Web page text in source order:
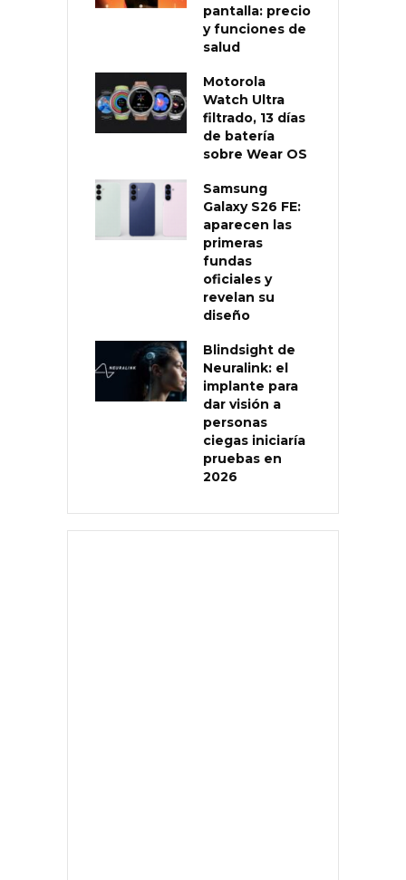
pantalla: precio
y funciones de
salud
Motorola
Watch Ultra
filtrado, 13 días
de batería
sobre Wear OS
Samsung
Galaxy S26 FE:
aparecen las
primeras
fundas
oficiales y
revelan su
diseño
Blindsight de
Neuralink: el
implante para
dar visión a
personas
ciegas iniciaría
pruebas en
2026